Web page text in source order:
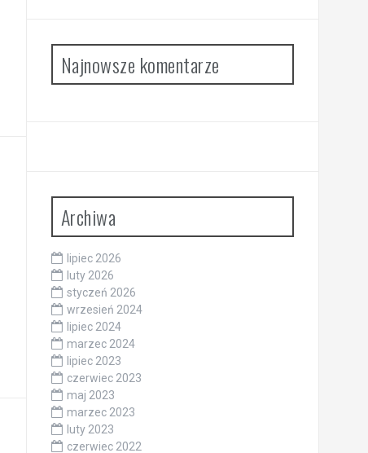
Najnowsze komentarze
Archiwa
lipiec 2026
luty 2026
styczeń 2026
wrzesień 2024
lipiec 2024
marzec 2024
lipiec 2023
czerwiec 2023
maj 2023
marzec 2023
luty 2023
czerwiec 2022